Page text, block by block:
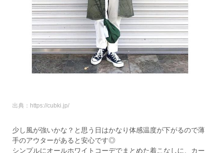
出典：https://cubki.jp/
少し風が強いかな？と思う日はかなり体感温度が下がるので薄
手のアウターがあると安心です◎
シンプルにオールホワイトコーデでまとめた着こなしに、カー